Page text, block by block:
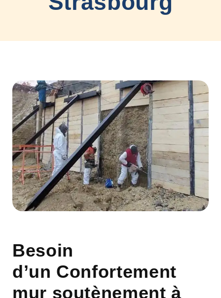
Besoin
d’un Confortement
mur soutènement à